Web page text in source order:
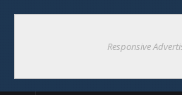
Responsive